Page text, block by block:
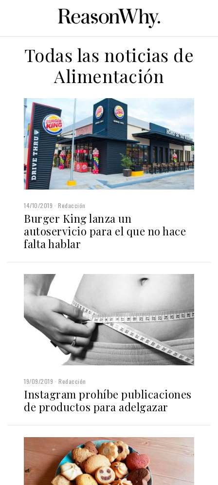
Todas las noticias de
Alimentación
14/10/2019 Redacción
Burger King lanza un
autoservicio para el que no hace
falta hablar
19/09/2019 Redacción
Instagram prohíbe publicaciones
de productos para adelgazar